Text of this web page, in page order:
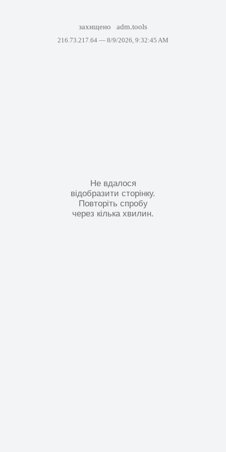
захищено adm.tools
216.73.217.64 — 8/9/2026, 9:32:45 AM
Не вдалося
відобразити сторінку.
Повторіть спробу
через кілька хвилин.